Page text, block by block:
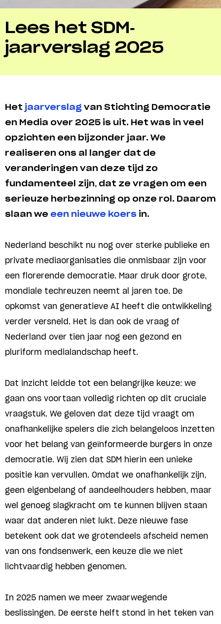
Lees het SDM-
jaarverslag 2025
Het jaarverslag van Stichting Democratie
en Media over 2025 is uit. Het was in veel
opzichten een bijzonder jaar. We
realiseren ons al langer dat de
veranderingen van deze tijd zo
fundamenteel zijn, dat ze vragen om een
serieuze herbezinning op onze rol. Daarom
slaan we een nieuwe koers in.
Nederland beschikt nu nog over sterke publieke en
private mediaorganisaties die onmisbaar zijn voor
een florerende democratie. Maar druk door grote,
mondiale techreuzen neemt al jaren toe. De
opkomst van generatieve AI heeft die ontwikkeling
verder versneld. Het is dan ook de vraag of
Nederland over tien jaar nog een gezond en
pluriform medialandschap heeft.
Dat inzicht leidde tot een belangrijke keuze: we
gaan ons voortaan volledig richten op dit cruciale
vraagstuk. We geloven dat deze tijd vraagt om
onafhankelijke spelers die zich belangeloos inzetten
voor het belang van geïnformeerde burgers in onze
democratie. Wij zien dat SDM hierin een unieke
positie kan vervullen. Omdat we onafhankelijk zijn,
geen eigenbelang of aandeelhouders hebben, maar
wel genoeg slagkracht om te kunnen blijven staan
waar dat anderen niet lukt. Deze nieuwe fase
betekent ook dat we grotendeels afscheid nemen
van ons fondsenwerk, een keuze die we niet
lichtvaardig hebben genomen.
In 2025 namen we meer zwaarwegende
beslissingen. De eerste helft stond in het teken van